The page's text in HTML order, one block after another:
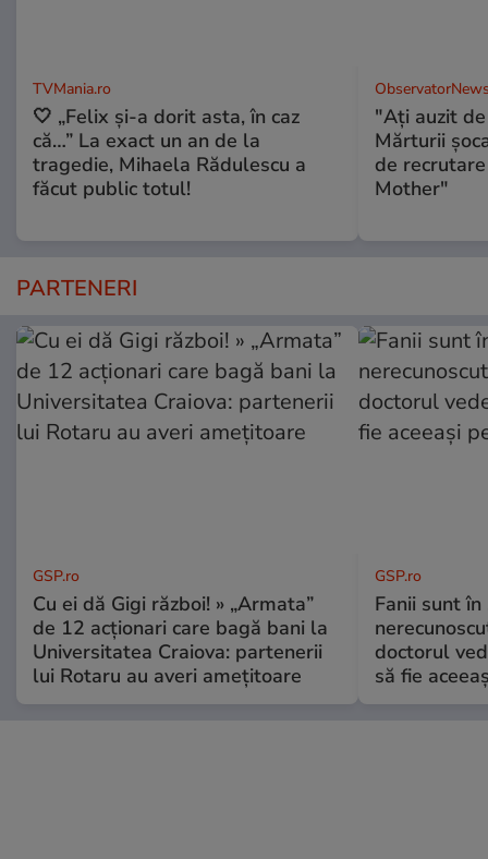
TVMania.ro
🤍 „Felix și-a dorit asta, în caz
că…” La exact un an de la
tragedie, Mihaela Rădulescu a
făcut public totul!
"Aţi auzit
Mărturii
de
Mother"
PARTENERI
GSP.ro
Cu ei dă Gigi război! » „Armata”
de 12 acționari care bagă bani la
Universitatea Craiova: partenerii
lui Rotaru au averi amețitoare
GSP.ro
Fanii sunt în
doctorul
să fie